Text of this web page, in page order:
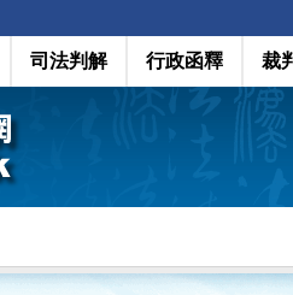
司法判解 行政函釋 裁